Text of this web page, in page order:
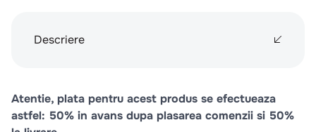
coaste
9. croissant
Descriere
Atentie, plata pentru acest produs se efectueaza
astfel: 50% in avans dupa plasarea comenzii si 50%